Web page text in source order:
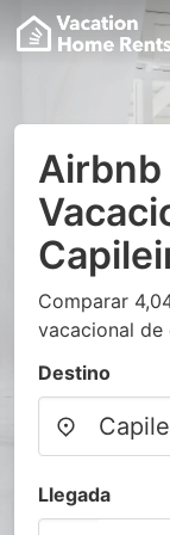
Comparar
vacacional
Destino
Llegada